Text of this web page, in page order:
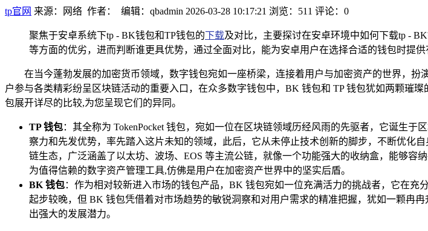
tp官网 来源：网络 作者： 编辑：qbadmin 2026-03-28 10:17:21 浏览：511 评论：0
聚焦于安卓系统下tp - BK钱包和TP钱包的下载及对比，主要探讨在安卓环境中如何下载tp -
等方面的优劣，进而判断谁更具优势，通过全面对比，能为安卓用户在选择合适的钱包时提
在当今蓬勃发展的加密货币领域，数字钱包宛如一座桥梁，连接着用户与加密资产的世界，
户参与各类精彩纷呈区块链活动的重要入口，在众多数字钱包中，BK 钱包和 TP 钱包犹如两颗璀
包展开详尽的比较,为您呈现它们的异同。
TP 钱包：其全称为 TokenPocket 钱包，宛如一位在区块链领域历经风雨的先驱者，它诞生
察力和先发优势，率先踏入这片未知的领域，此后，它从未停止技术创新的脚步，不断优化
链生态，广泛涵盖了以太坊、波场、EOS 等主流公链，就像一个功能强大的收纳盒，能够
为值得信赖的数字资产管理工具,仿佛是用户在加密资产世界中的坚实后盾。
BK 钱包：作为相对较新进入市场的钱包产品，BK 钱包宛如一位充满活力的挑战者，它在
起步较晚，但 BK 钱包凭借着对市场趋势的敏锐洞察和对用户需求的精准把握，犹如一颗冉
出强大的发展潜力。